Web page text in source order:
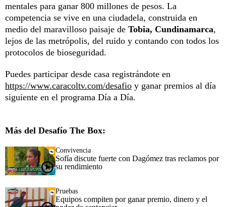
mentales para ganar 800 millones de pesos. La
competencia se vive en una ciudadela, construida en
medio del maravilloso paisaje de Tobia, Cundinamarca,
lejos de las metrópolis, del ruido y contando con todos los
protocolos de bioseguridad.
Puedes participar desde casa registrándote en
https://www.caracoltv.com/desafio y ganar premios al día
siguiente en el programa Día a Día.
Más del Desafío The Box:
Convivencia
Sofía discute fuerte con Dagómez tras reclamos por
su rendimiento
Pruebas
Equipos compiten por ganar premio, dinero y el